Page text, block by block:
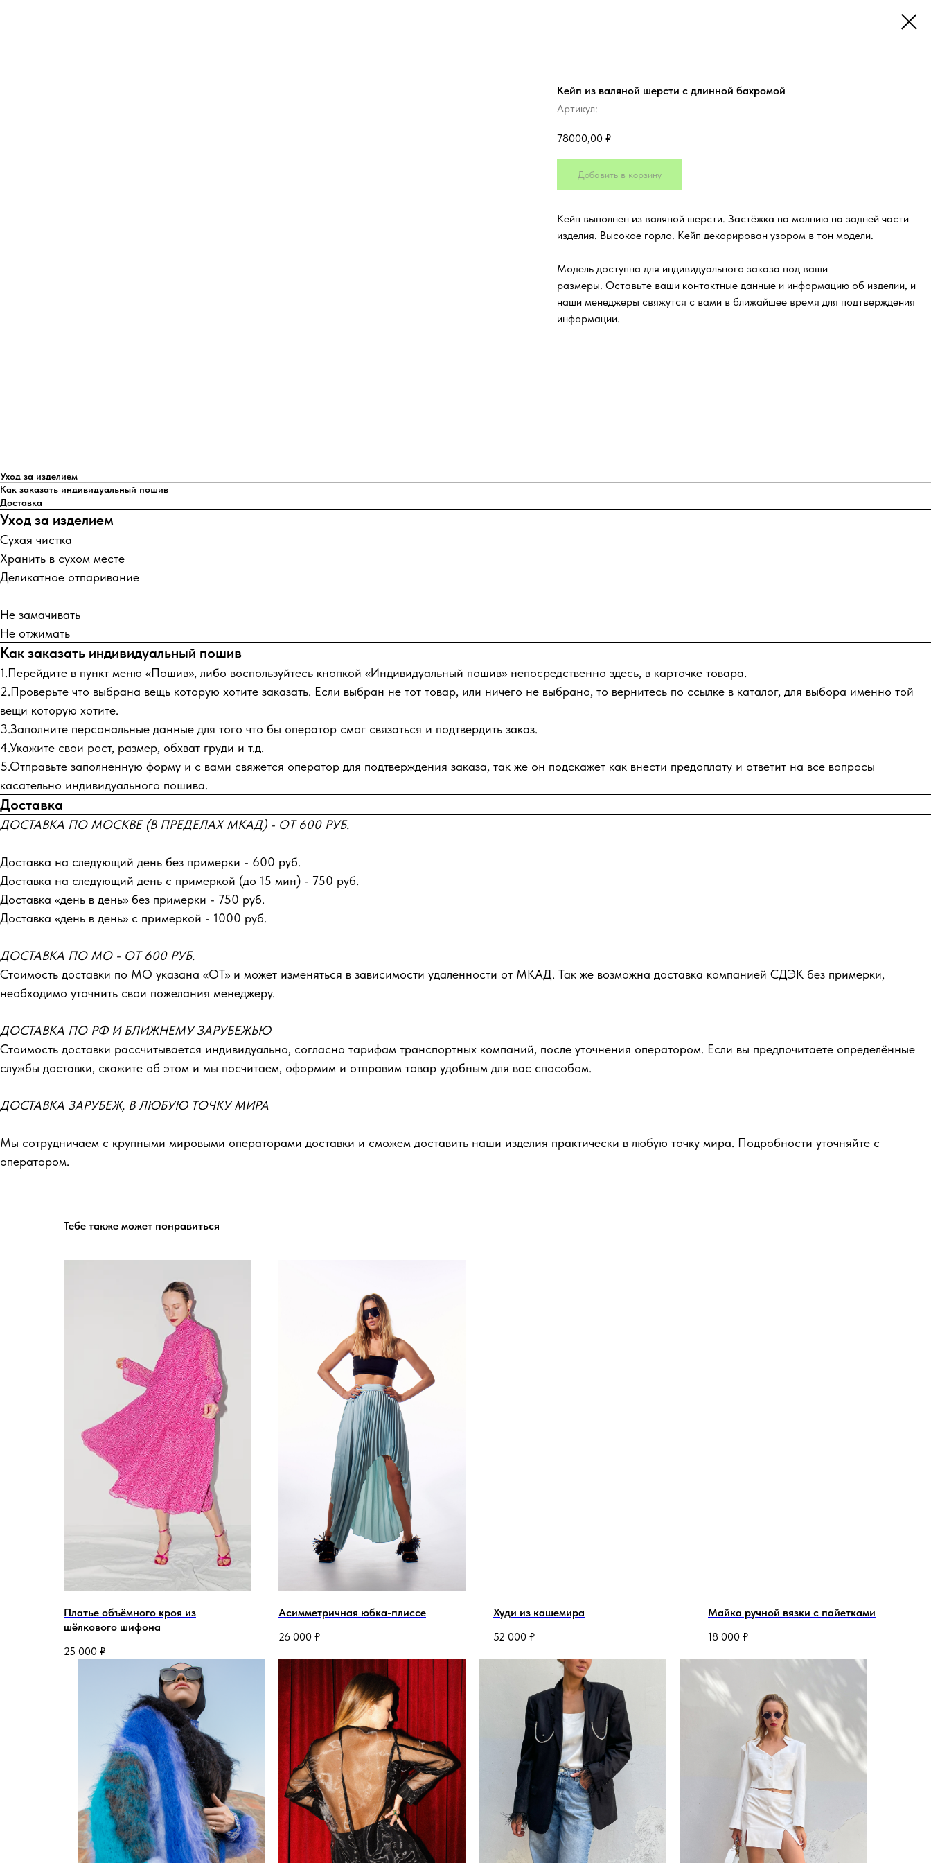
Кейп из валяной шерсти с длинной бахромой
Артикул:
78000,00 ₽
Добавить в корзину
Кейп выполнен из валяной шерсти. Застёжка на молнию на задней части
изделия. Высокое горло. Кейп декорирован узором в тон модели.
Модель доступна для индивидуального заказа под ваши
размеры. Оставьте ваши контактные данные и информацию об изделии, и
наши менеджеры свяжутся с вами в ближайшее время для подтверждения
информации.
Уход за изделием
Как заказать индивидуальный пошив
Доставка
Уход за изделием
Сухая чистка
Хранить в сухом месте
Деликатное отпаривание
Не замачивать
Не отжимать
Как заказать индивидуальный пошив
1.Перейдите в пункт меню «Пошив», либо воспользуйтесь кнопкой «Индивидуальный пошив» непосредственно здесь, в карточке товара.
2.Проверьте что выбрана вещь которую хотите заказать. Если выбран не тот товар, или ничего не выбрано, то вернитесь по ссылке в каталог, для выбора именно той
вещи которую хотите.
3.Заполните персональные данные для того что бы оператор смог связаться и подтвердить заказ.
4.Укажите свои рост, размер, обхват груди и т.д.
5.Отправьте заполненную форму и с вами свяжется оператор для подтверждения заказа, так же он подскажет как внести предоплату и ответит на все вопросы
касательно индивидуального пошива.
Доставка
ДОСТАВКА ПО МОСКВЕ (В ПРЕДЕЛАХ МКАД) - ОТ 600 РУБ.
Доставка на следующий день без примерки - 600 руб.
Доставка на следующий день с примеркой (до 15 мин) - 750 руб.
Доставка «день в день» без примерки - 750 руб.
Доставка «день в день» с примеркой - 1000 руб.
ДОСТАВКА ПО МО - ОТ 600 РУБ.
Стоимость доставки по МО указана «ОТ»‎ и может изменяться в зависимости удаленности от МКАД. Так же возможна доставка компанией СДЭК без примерки,
необходимо уточнить свои пожелания менеджеру.
ДОСТАВКА ПО РФ И БЛИЖНЕМУ ЗАРУБЕЖЬЮ
Стоимость доставки рассчитывается индивидуально, согласно тарифам транспортных компаний, после уточнения оператором. Если вы предпочитаете определённые
службы доставки, скажите об этом и мы посчитаем, оформим и отправим товар удобным для вас способом.
ДОСТАВКА ЗАРУБЕЖ, В ЛЮБУЮ ТОЧКУ МИРА
Мы сотрудничаем с крупными мировыми операторами доставки и сможем доставить наши изделия практически в любую точку мира. Подробности уточняйте с
оператором.
Тебе также может понравиться
Платье объёмного кроя из
шёлкового шифона
25 000 ₽
Асимметричная юбка-плиссе
26 000 ₽
Худи из кашемира
52 000 ₽
Майка ручной вязки с пайетками
18 000 ₽